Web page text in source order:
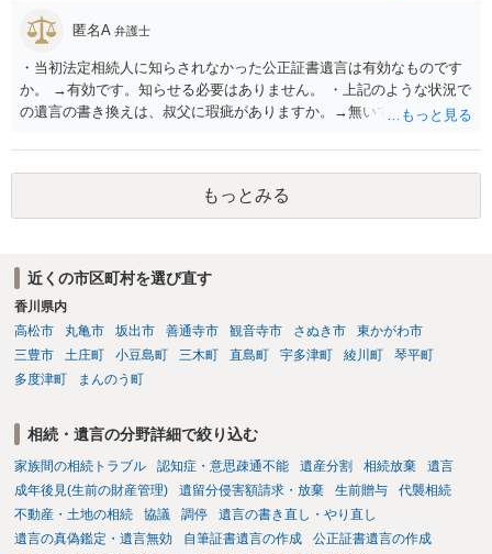
匿名A 弁護士
・当初法定相続人に知らされなかった公正証書遺言は有効なものです
か。 →有効です。知らせる必要はありません。 ・上記のような状況で
の遺言の書き換えは、叔父に瑕疵がありますか。→無いです。 ・分割
ますか。 →本人が自由に決められますので、どこが妥当とは言えない
です。客観的な基準もありません。 ・できれば穏やかに、分割を拒否
することはできますか。 →分割を拒否するということは、遺産はいら
ないということでしょうか。遺言で、受取を指定されててもいらない
もっとみる
近くの市区町村を選び直す
香川県内
高松市
丸亀市 坂出市 善通寺市 観音寺市 さぬき市
東かがわ市
三豊市
土庄町 小豆島町 三木町 直島町 宇多津町 綾川町
琴平町
多度津町
まんのう町
相続・遺言の分野詳細で絞り込む
家族間の相続トラブル 認知症・意思疎通不能 遺産分割 相続放棄
遺言
成年後見(生前の財産管理)
遺留分侵害額請求・放棄 生前贈与
代襲相続
不動産・土地の相続
協議 調停
遺言の書き直し・やり直し
遺言の真偽鑑定・遺言無効
自筆証書遺言の作成
公正証書遺言の作成